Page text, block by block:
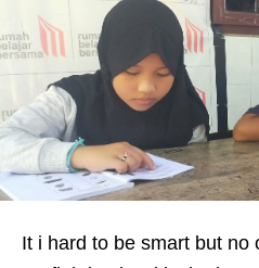
It i hard to be smart but no